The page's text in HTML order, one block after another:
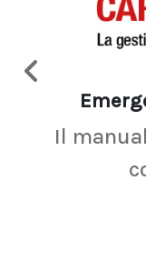
Il